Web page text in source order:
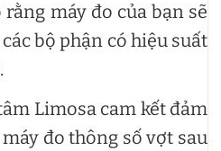
máy đo của bạn sẽ
bộ phận có hiệu suất
Limosa cam kết đảm
đo thông số vợt sau